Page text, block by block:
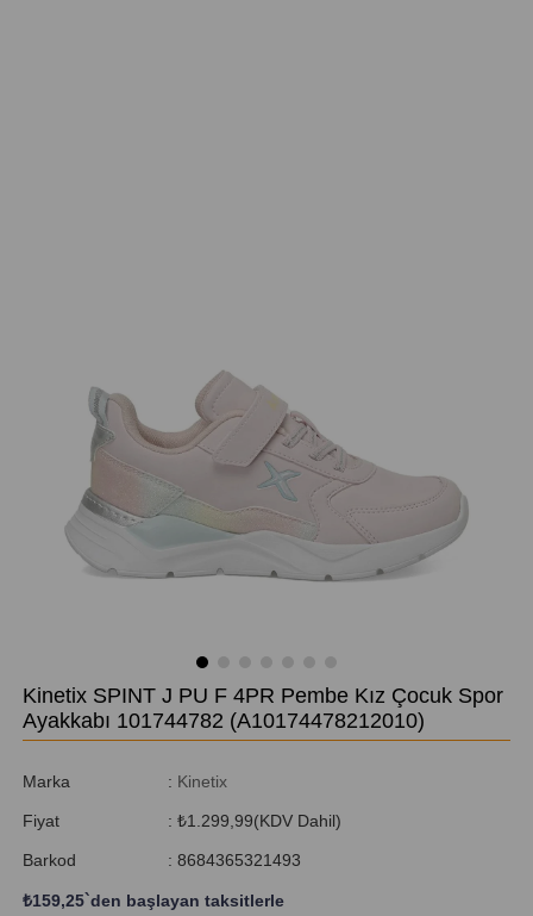
Kinetix SPINT J PU F 4PR Pembe Kız Çocuk Spor
Ayakkabı 101744782 (A10174478212010)
Marka : Kinetix
Fiyat : ₺1.299,99(KDV Dahil)
Barkod : 8684365321493
₺159,25`den başlayan taksitlerle